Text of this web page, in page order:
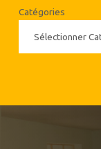
Catégories